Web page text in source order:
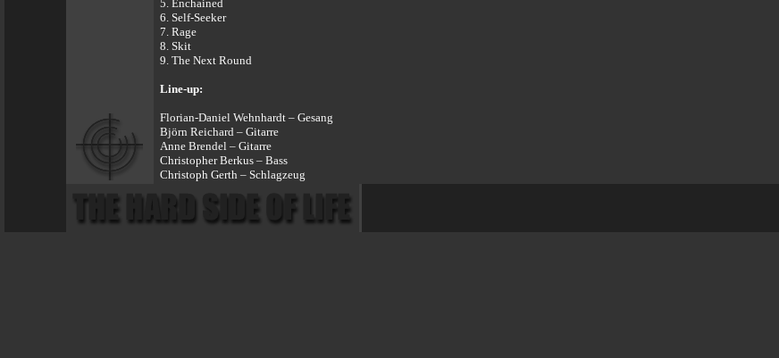
5. Enchained
6. Self-Seeker
7. Rage
8. Skit
9. The Next Round
Line-up:
Florian-Daniel Wehnhardt – Gesang
Björn Reichard – Gitarre
Anne Brendel – Gitarre
Christopher Berkus – Bass
Christoph Gerth – Schlagzeug